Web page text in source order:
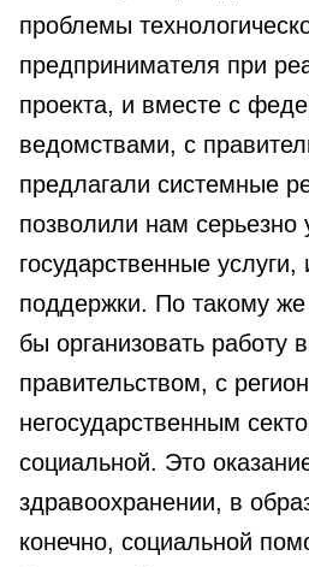
проблемы
предпринимателя при
проекта, и вместе с
ведомствами, с
предлагали системные
позволили нам серьезно
государственные
поддержки. По такому же
бы организовать работу
правительством, с
негосударственным
социальной. Это
здравоохранении, в
конечно, социальной